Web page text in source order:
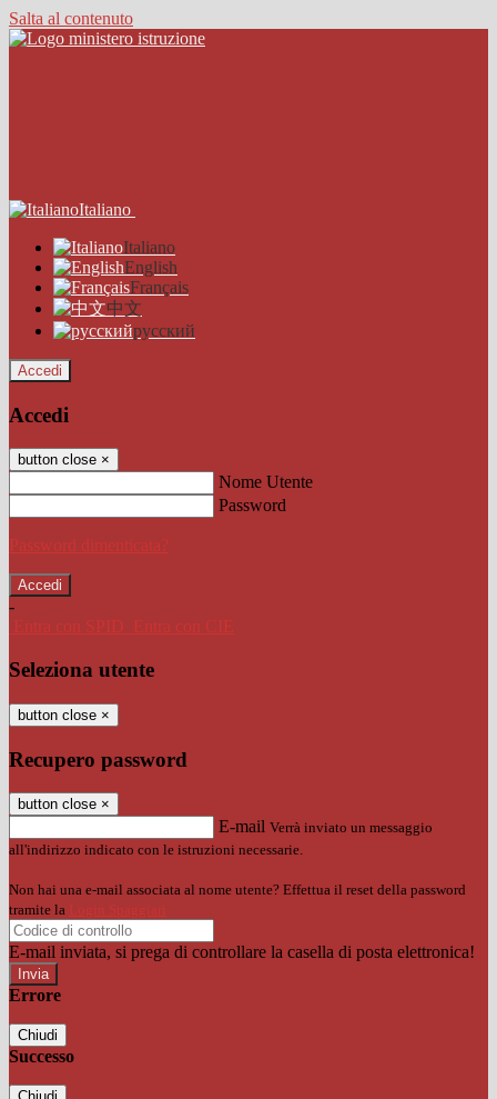
Salta al contenuto
Italiano
Italiano
English
Français
中文
русский
Accedi
Accedi
button close ×
Nome Utente
Password
Password dimenticata?
-
Entra con SPID
Entra con CIE
Seleziona utente
button close ×
Recupero password
button close ×
E-mail Verrà inviato un messaggio
all'indirizzo indicato con le istruzioni necessarie.
Non hai una e-mail associata al nome utente? Effettua il reset della password
tramite la Login Spaggiari
E-mail inviata, si prega di controllare la casella di posta elettronica!
Errore
Chiudi
Successo